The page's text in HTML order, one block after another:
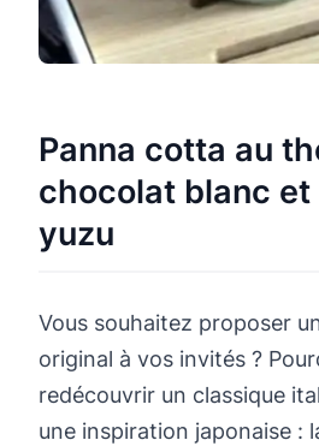
Panna cotta au
chocolat blanc et
yuzu
Vous souhaitez proposer
original à vos invités ?
redécouvrir un classique
une inspiration japonaise :